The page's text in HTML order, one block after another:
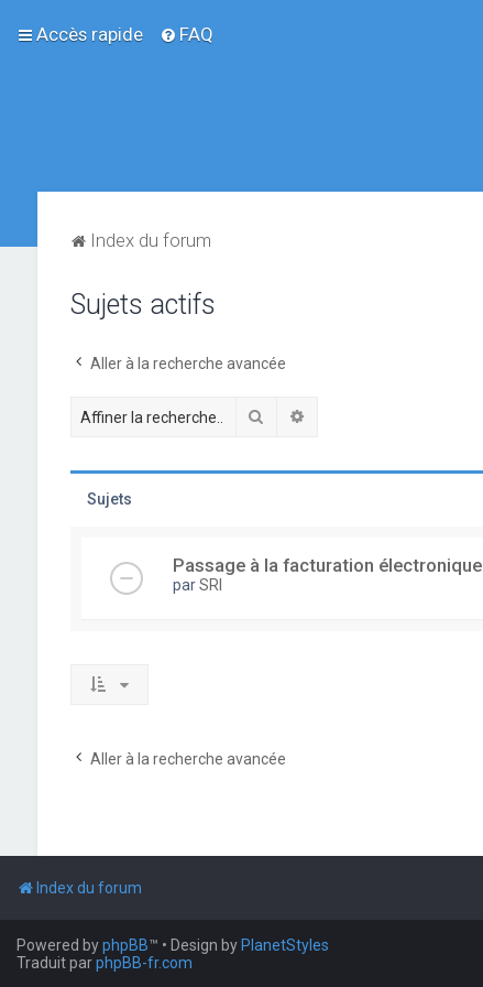
Accès rapide FAQ
Index du forum
Sujets actifs
Aller à la recherche avancée
Rechercher
Sujets
Passage à la facturation électronique
parSRI
Aller à la recherche avancée
Index du forum
Powered byphpBB™ • Design by PlanetStyles
Traduit parphpBB-fr.com